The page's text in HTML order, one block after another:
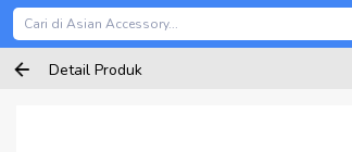
Detail Produk